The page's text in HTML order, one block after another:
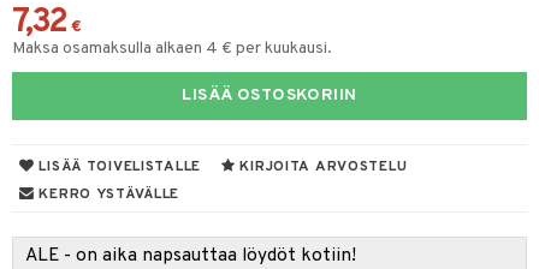
7,32 €
Maksa osamaksulla alkaen 4 € per kuukausi.
LISÄÄ OSTOSKORIIN
LISÄÄ TOIVELISTALLE
KIRJOITA ARVOSTELU
KERRO YSTÄVÄLLE
ALE - on aika napsauttaa löydöt kotiin!
& kynnet